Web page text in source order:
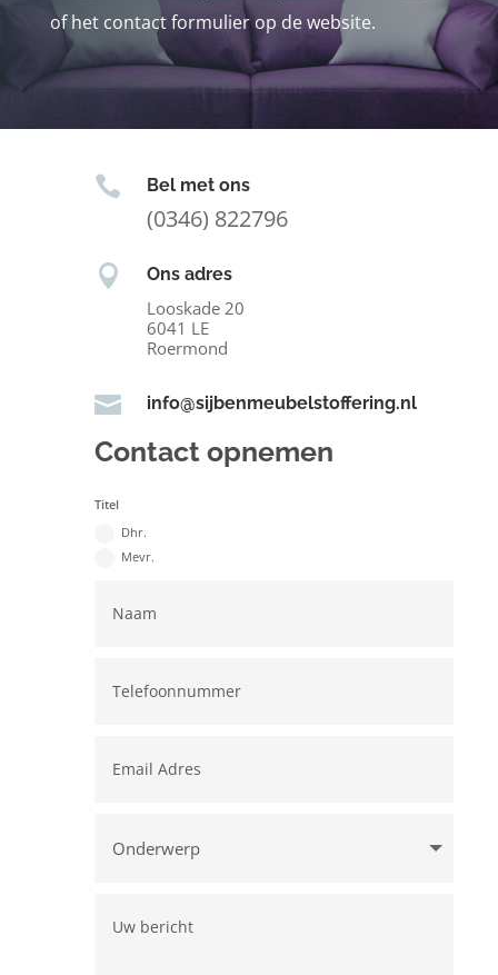
of het contact formulier op de website.
 Bel met ons
(0346) 822796
 Ons adres
Looskade 20
6041 LE
Roermond
 info@sijbenmeubelstoffering.nl
Contact opnemen
Titel
Dhr.
Mevr.